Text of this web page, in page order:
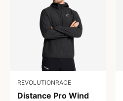
REVOLUTIONRACE
Distance Pro Wind